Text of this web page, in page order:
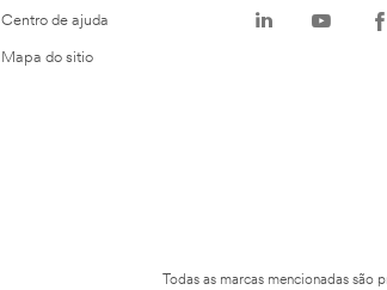
Centro de ajuda
Mapa do sitio
Todas as marcas mencionadas são